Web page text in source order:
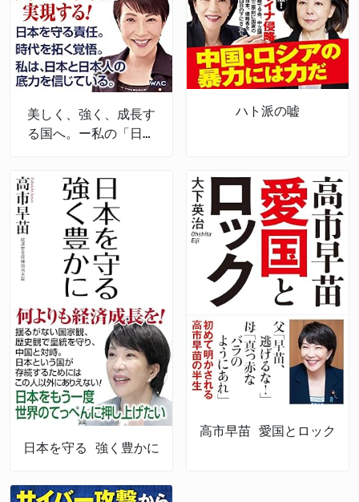
美しく、強く、成長す
る国へ。ー私の「日本
ハト派の嘘
日本を守る 強く豊かに
高市早苗 愛国とロック